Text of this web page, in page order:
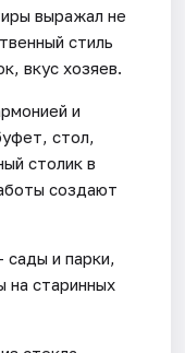
выражал не
стиль
вкус хозяев.
и
стол,
столик в
создают
и парки,
на старинных